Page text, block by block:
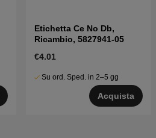
Etichetta Ce No Db,
Ricambio, 5827941-05
€4.01
Su ord. Sped. in 2–5 gg
Acquista